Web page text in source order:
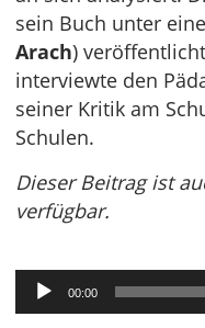
sein Buch unter
Arach)
interviewte den
seiner Kritik am
Schulen.
Dieser Beitrag ist
verfügbar.
Audio-
Player
00:00